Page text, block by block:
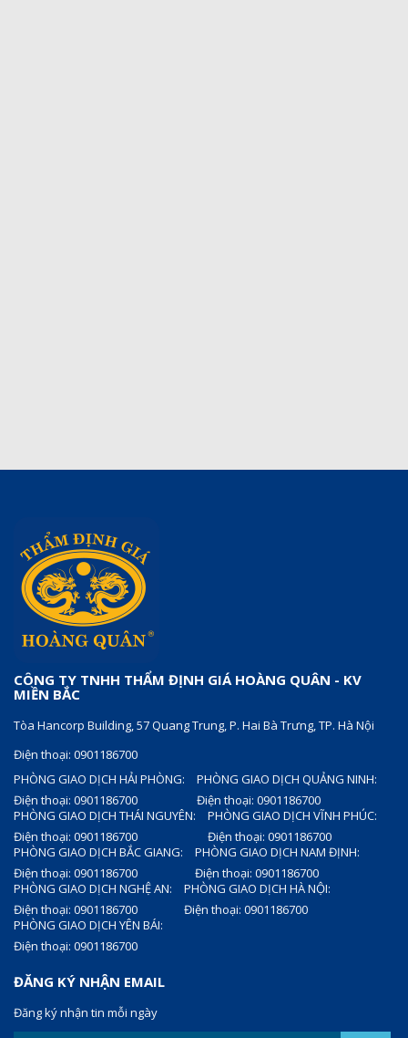
CÔNG TY TNHH THẨM ĐỊNH GIÁ HOÀNG QUÂN - KV
MIỀN BẮC
Tòa Hancorp Building, 57 Quang Trung, P. Hai Bà Trưng, TP. Hà Nội
Điện thoại: 0901186700
PHÒNG GIAO DỊCH HẢI PHÒNG:
Điện thoại: 0901186700
PHÒNG GIAO DỊCH QUẢNG NINH:
Điện thoại: 0901186700
PHÒNG GIAO DỊCH THÁI NGUYÊN:
Điện thoại: 0901186700
PHÒNG GIAO DỊCH VĨNH PHÚC:
Điện thoại: 0901186700
PHÒNG GIAO DỊCH BẮC GIANG:
Điện thoại: 0901186700
PHÒNG GIAO DỊCH NAM ĐỊNH:
Điện thoại: 0901186700
PHÒNG GIAO DỊCH NGHỆ AN:
Điện thoại: 0901186700
PHÒNG GIAO DỊCH HÀ NỘI:
Điện thoại: 0901186700
PHÒNG GIAO DỊCH YÊN BÁI:
Điện thoại: 0901186700
ĐĂNG KÝ NHẬN EMAIL
Đăng ký nhận tin mỗi ngày